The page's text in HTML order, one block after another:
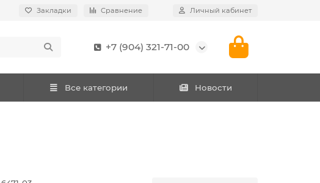
Закладки Сравнение Личный кабинет
+7 (904) 321-71-00
Все категории Новости